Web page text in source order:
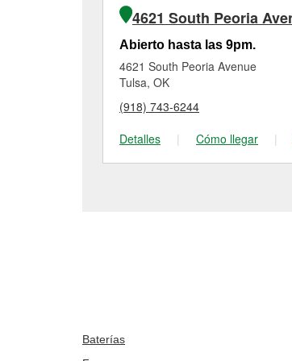
4621 South Peoria
Abierto hasta las 9pm.
4621 South Peoria Avenue
Tulsa, OK
(918) 743-6244
Detalles
| Cómo llegar |
Baterías